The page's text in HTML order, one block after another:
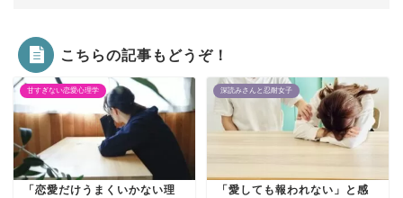
こちらの記事もどうぞ！
甘すぎない恋愛心理学
「恋愛だけうまくいかない理
深読みさんと忍耐女子
「愛しても報われない」と感